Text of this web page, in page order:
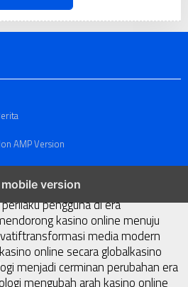
AMP Version
versionkasino online
pengguna di era
kasino online menuju
transformasi media modern
online secara globalkasino
menjadi cerminan perubahan era
mengubah arah kasino online